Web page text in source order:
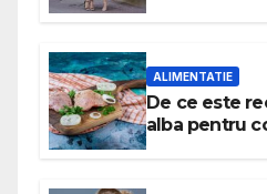
ALIMENTATIE
De ce este
alba pentru